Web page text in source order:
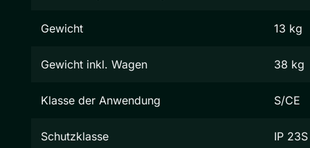
Gewicht 13 kg
Gewicht inkl. Wagen 38 kg
Klasse der Anwendung S/CE
Schutzklasse IP 23S